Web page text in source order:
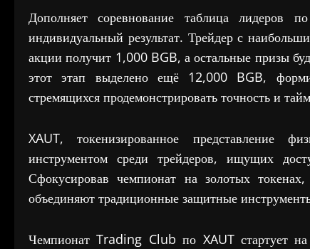
Дополняет соревнование таблица лидеров
индивидуальный результат. Трейдер с
акции получит 1,000 BGB, а остальные призы
этот этап выделено ещё 12,000 BGB,
стремящихся продемонстрировать точность и
XAUT, токенизированное представление
инструментом среди трейдеров, ищущих
Сфокусировав чемпионат на золотых
объединяют традиционные защитные
Чемпионат Trading Club по XAUT стартует